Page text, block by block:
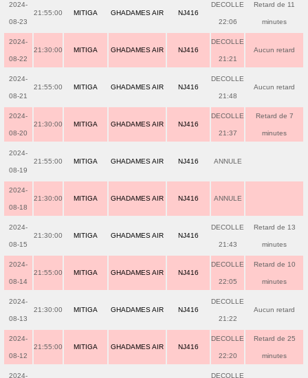
2024-
08-23
21:55:00 MITIGA GHADAMES AIR NJ416
DECOLLE
22:06
Retard de 11
minutes
2024-
08-22
21:30:00 MITIGA GHADAMES AIR NJ416
DECOLLE
21:21
Aucun retard
2024-
08-21
21:55:00 MITIGA GHADAMES AIR NJ416
DECOLLE
21:48
Aucun retard
2024-
08-20
21:30:00 MITIGA GHADAMES AIR NJ416
DECOLLE
21:37
Retard de 7
minutes
2024-
08-19
21:55:00 MITIGA GHADAMES AIR NJ416 ANNULE
2024-
08-18
21:30:00 MITIGA GHADAMES AIR NJ416 ANNULE
2024-
08-15
21:30:00 MITIGA GHADAMES AIR NJ416
DECOLLE
21:43
Retard de 13
minutes
2024-
08-14
21:55:00 MITIGA GHADAMES AIR NJ416
DECOLLE
22:05
Retard de 10
minutes
2024-
08-13
21:30:00 MITIGA GHADAMES AIR NJ416
DECOLLE
21:22
Aucun retard
2024-
08-12
21:55:00 MITIGA GHADAMES AIR NJ416
DECOLLE
22:20
Retard de 25
minutes
2024- DECOLLE